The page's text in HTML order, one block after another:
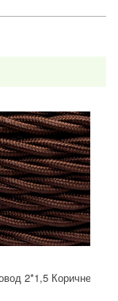
2*1,5 Коричневый